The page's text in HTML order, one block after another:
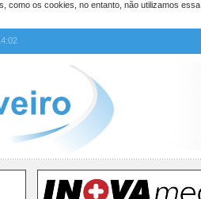
como os cookies, no entanto, não utilizamos